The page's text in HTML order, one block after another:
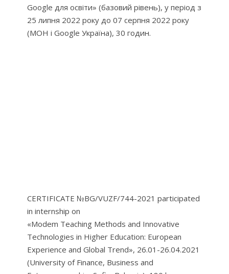
Google для освіти» (базовий рівень), у період з
25 липня 2022 року до 07 серпня 2022 року
(МОН і Google Україна), 30 годин.
CERTIFICATE №BG/VUZF/744-2021 participated
in internship on
«Modem Teaching Methods and Innovative
Technologies in Higher Education: European
Experience and Global Trend», 26.01-26.04.2021
(University of Finance, Business and